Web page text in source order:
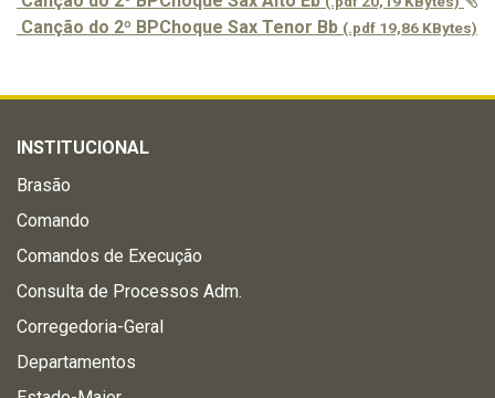
Canção do 2º BPChoque Sax Tenor Bb (.pdf 19,86 KBytes)
INSTITUCIONAL
Brasão
Comando
Comandos de Execução
Consulta de Processos Adm.
Corregedoria-Geral
Departamentos